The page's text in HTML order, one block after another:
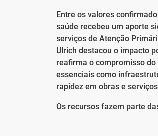
Entre os valores
saúde recebeu um aporte
serviços de Atenção
Ulrich destacou o impacto
reafirma o compromisso
essenciais como
rapidez em obras e
Os recursos fazem parte